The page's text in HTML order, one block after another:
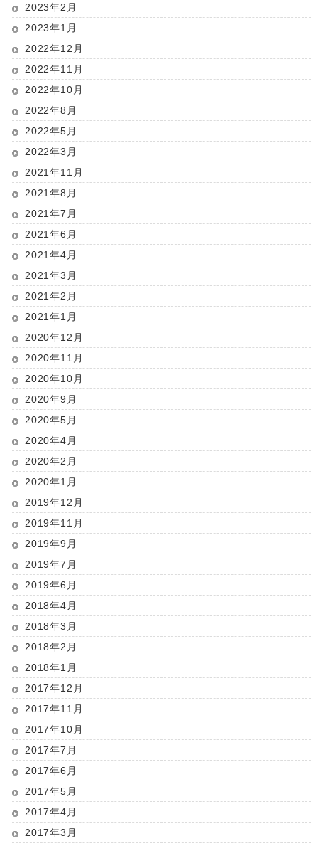
2023年2月
2023年1月
2022年12月
2022年11月
2022年10月
2022年8月
2022年5月
2022年3月
2021年11月
2021年8月
2021年7月
2021年6月
2021年4月
2021年3月
2021年2月
2021年1月
2020年12月
2020年11月
2020年10月
2020年9月
2020年5月
2020年4月
2020年2月
2020年1月
2019年12月
2019年11月
2019年9月
2019年7月
2019年6月
2018年4月
2018年3月
2018年2月
2018年1月
2017年12月
2017年11月
2017年10月
2017年7月
2017年6月
2017年5月
2017年4月
2017年3月